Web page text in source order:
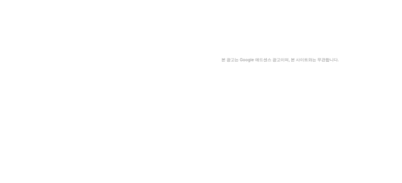
본 광고는 Google 애드센스 광고이며, 본 사이트와는 무관합니다.